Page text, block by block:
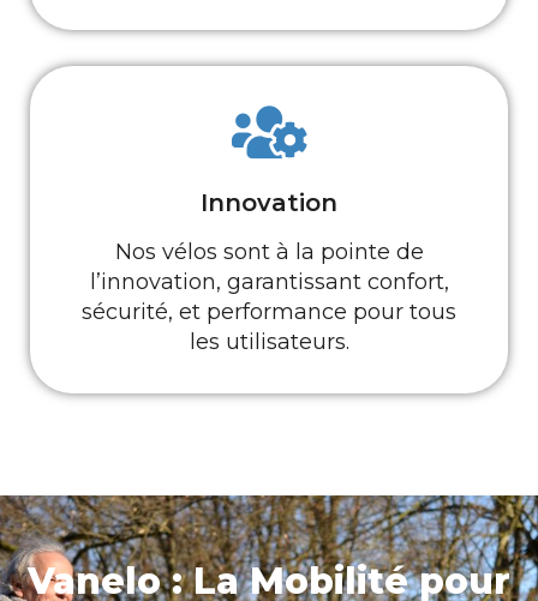
Innovation
Nos vélos sont à la pointe de
l’innovation, garantissant confort,
sécurité, et performance pour tous
les utilisateurs.
Vanelo : La Mobilité pour